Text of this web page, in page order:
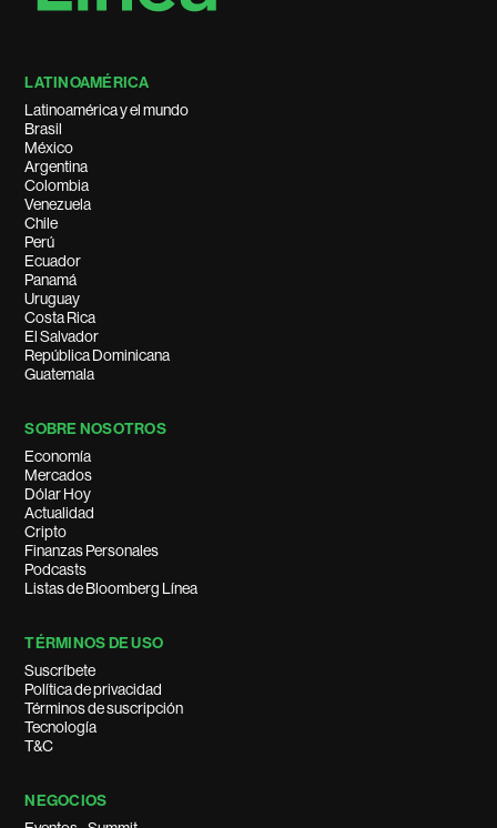
LATINOAMÉRICA
Latinoamérica y el mundo
Brasil
México
Argentina
Colombia
Venezuela
Chile
Perú
Ecuador
Panamá
Uruguay
Costa Rica
El Salvador
República Dominicana
Guatemala
SOBRE NOSOTROS
Economía
Mercados
Dólar Hoy
Actualidad
Cripto
Finanzas Personales
Podcasts
Listas de Bloomberg Línea
TÉRMINOS DE USO
Suscríbete
Política de privacidad
Términos de suscripción
Tecnología
T&C
NEGOCIOS